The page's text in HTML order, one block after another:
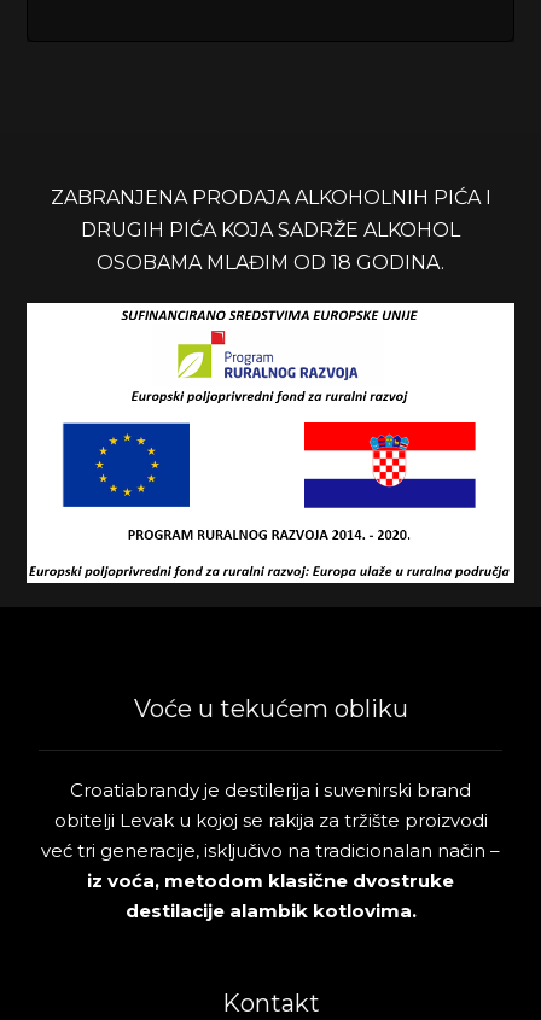
ZABRANJENA PRODAJA ALKOHOLNIH PIĆA I
DRUGIH PIĆA KOJA SADRŽE ALKOHOL
OSOBAMA MLAĐIM OD 18 GODINA.
Voće u tekućem obliku
Croatiabrandy je destilerija i suvenirski brand
obitelji Levak u kojoj se rakija za tržište proizvodi
već tri generacije, isključivo na tradicionalan način –
iz voća, metodom klasične dvostruke
destilacije alambik kotlovima.
Kontakt